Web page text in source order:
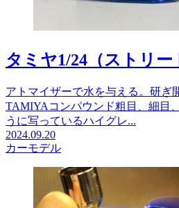
タミヤ1/24（ストリ
アトマイザーで水を与える。研ぎ
TAMIYAコンパウンド粗目、細目
うに写っているハイグレ...
2024.09.20
カーモデル